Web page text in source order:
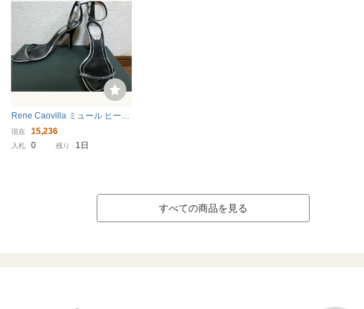
Rene Caovilla ミュール ヒール
34 レネカオヴィラ
現在 15,236
入札 0 残り 1日
すべての商品を見る